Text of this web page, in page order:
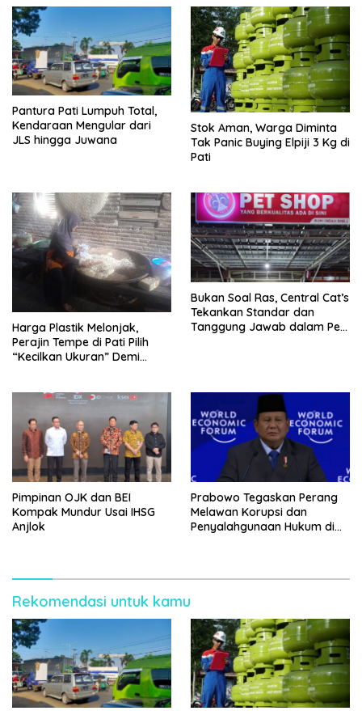
Pantura Pati Lumpuh Total,
Kendaraan Mengular dari
JLS hingga Juwana
Stok Aman, Warga Diminta
Tak Panic Buying Elpiji 3 Kg di
Pati
Harga Plastik Melonjak,
Perajin Tempe di Pati Pilih
“Kecilkan Ukuran” Demi
Bukan Soal Ras, Central Cat’s
Tekankan Standar dan
Tanggung Jawab dalam Pet
Pimpinan OJK dan BEI
Kompak Mundur Usai IHSG
Anjlok
Prabowo Tegaskan Perang
Melawan Korupsi dan
Penyalahgunaan Hukum di
Rekomendasi untuk kamu